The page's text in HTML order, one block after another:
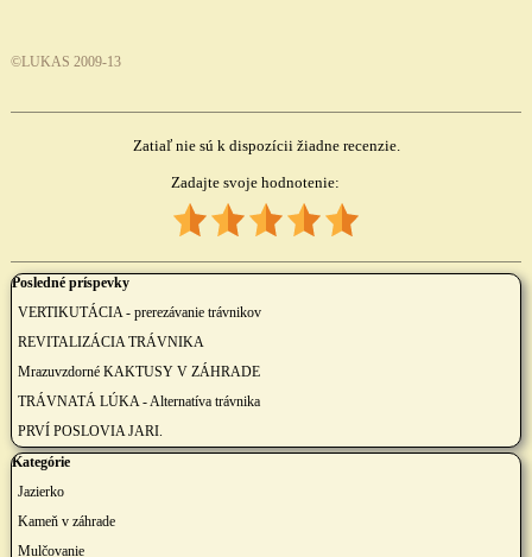
©LUKAS 2009-13
Zatiaľ nie sú k dispozícii žiadne recenzie.
Zadajte svoje hodnotenie:
Preskočiť blok Posledné príspevky
Posledné príspevky
VERTIKUTÁCIA - prerezávanie trávnikov
REVITALIZÁCIA TRÁVNIKA
Mrazuvzdorné KAKTUSY V ZÁHRADE
TRÁVNATÁ LÚKA - Alternatíva trávnika
PRVÍ POSLOVIA JARI.
Preskočiť blok Kategórie
Kategórie
Jazierko
Kameň v záhrade
Mulčovanie